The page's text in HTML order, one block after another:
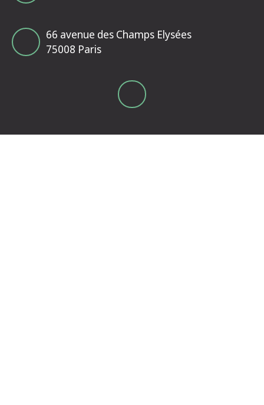
66 avenue des Champs Elysées
75008 Paris